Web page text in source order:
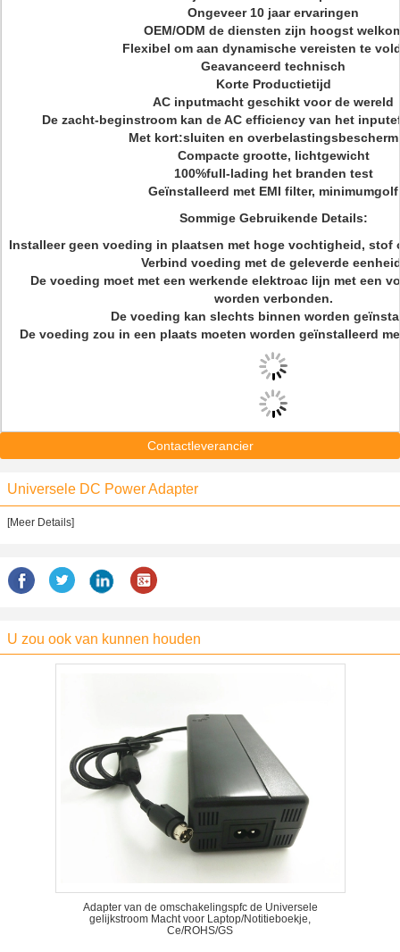
Ongeveer 10 jaar ervaringen
OEM/ODM de diensten zijn hoogst
Flexibel om aan dynamische vereisten te
Geavanceerd technisch
Korte Productietijd
AC inputmacht geschikt voor de wereld
De zacht-beginstroom kan de AC efficiency van het
Met kort:sluiten en
Compacte grootte, lichtgewicht
100%full-lading het branden test
Geïnstalleerd met EMI filter, minimumgolf
Sommige Gebruikende Details:
Installeer geen voeding in plaatsen met hoge vochtigheid, stof
Verbind voeding met de geleverde
De voeding moet met een werkende elektroac lijn met een
worden verbonden.
De voeding kan slechts binnen worden
De voeding zou in een plaats moeten worden geïnstalleerd
Contactleverancier
Universele DC Power Adapter
[Meer Details]
U zou ook van kunnen houden
Adapter van de omschakelingspfc de Universele
gelijkstroom Macht voor Laptop/Notitieboekje,
Ce/ROHS/GS